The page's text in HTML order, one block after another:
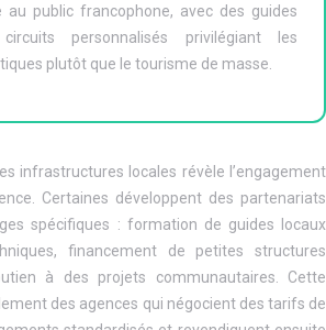
au public francophone, avec des guides
personnalisés privilégiant les
plutôt que le tourisme de masse.
infrastructures locales révèle l’engagement
Certaines développent des partenariats
spécifiques : formation de guides locaux
financement de petites structures
à des projets communautaires. Cette
des agences qui négocient des tarifs de